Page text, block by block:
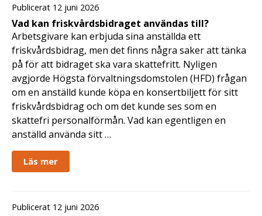
Publicerat 12 juni 2026
Vad kan friskvårdsbidraget användas till?
Arbetsgivare kan erbjuda sina anställda ett
friskvårdsbidrag, men det finns några saker att tänka
på för att bidraget ska vara skattefritt. Nyligen
avgjorde Högsta förvaltningsdomstolen (HFD) frågan
om en anställd kunde köpa en konsertbiljett för sitt
friskvårdsbidrag och om det kunde ses som en
skattefri personalförmån. Vad kan egentligen en
anställd använda sitt …
Läs mer
Publicerat 12 juni 2026